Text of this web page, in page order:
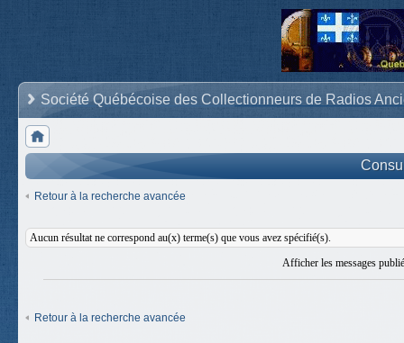
Société Québécoise des Collectionneurs de Radios
Retour à la recherche avancée
Aucun résultat ne correspond au(x) terme(s) que vous avez spécifié(s).
Afficher les messages
Retour à la recherche avancée